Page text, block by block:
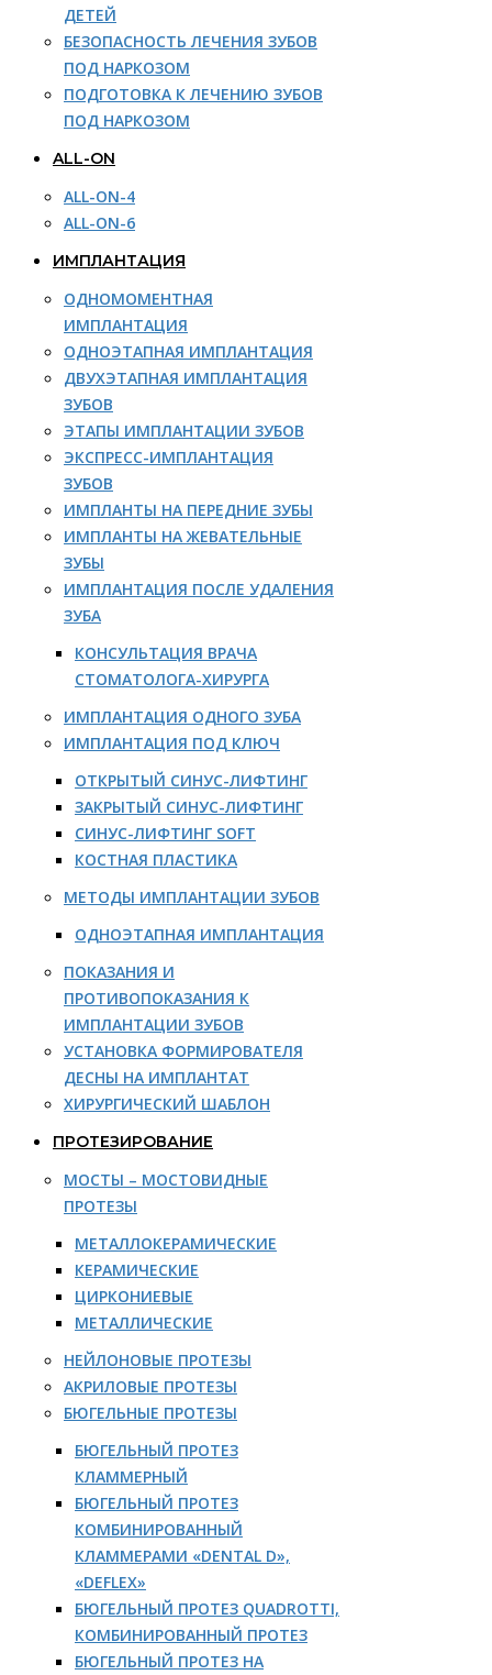
ДЕТЕЙ
БЕЗОПАСНОСТЬ ЛЕЧЕНИЯ ЗУБОВ
ПОД НАРКОЗОМ
ПОДГОТОВКА К ЛЕЧЕНИЮ ЗУБОВ
ПОД НАРКОЗОМ
ALL-ON
ALL-ON-4
ALL-ON-6
ИМПЛАНТАЦИЯ
ОДНОМОМЕНТНАЯ
ИМПЛАНТАЦИЯ
ОДНОЭТАПНАЯ ИМПЛАНТАЦИЯ
ДВУХЭТАПНАЯ ИМПЛАНТАЦИЯ
ЗУБОВ
ЭТАПЫ ИМПЛАНТАЦИИ ЗУБОВ
ЭКСПРЕСС-ИМПЛАНТАЦИЯ
ЗУБОВ
ИМПЛАНТЫ НА ПЕРЕДНИЕ ЗУБЫ
ИМПЛАНТЫ НА ЖЕВАТЕЛЬНЫЕ
ЗУБЫ
ИМПЛАНТАЦИЯ ПОСЛЕ УДАЛЕНИЯ
ЗУБА
КОНСУЛЬТАЦИЯ ВРАЧА
СТОМАТОЛОГА-ХИРУРГА
ИМПЛАНТАЦИЯ ОДНОГО ЗУБА
ИМПЛАНТАЦИЯ ПОД КЛЮЧ
ОТКРЫТЫЙ СИНУС-ЛИФТИНГ
ЗАКРЫТЫЙ СИНУС-ЛИФТИНГ
СИНУС-ЛИФТИНГ SOFT
КОСТНАЯ ПЛАСТИКА
МЕТОДЫ ИМПЛАНТАЦИИ ЗУБОВ
ОДНОЭТАПНАЯ ИМПЛАНТАЦИЯ
ПОКАЗАНИЯ И
ПРОТИВОПОКАЗАНИЯ К
ИМПЛАНТАЦИИ ЗУБОВ
УСТАНОВКА ФОРМИРОВАТЕЛЯ
ДЕСНЫ НА ИМПЛАНТАТ
ХИРУРГИЧЕСКИЙ ШАБЛОН
ПРОТЕЗИРОВАНИЕ
МОСТЫ – МОСТОВИДНЫЕ
ПРОТЕЗЫ
МЕТАЛЛОКЕРАМИЧЕСКИЕ
КЕРАМИЧЕСКИЕ
ЦИРКОНИЕВЫЕ
МЕТАЛЛИЧЕСКИЕ
НЕЙЛОНОВЫЕ ПРОТЕЗЫ
АКРИЛОВЫЕ ПРОТЕЗЫ
БЮГЕЛЬНЫЕ ПРОТЕЗЫ
БЮГЕЛЬНЫЙ ПРОТЕЗ
КЛАММЕРНЫЙ
БЮГЕЛЬНЫЙ ПРОТЕЗ
КОМБИНИРОВАННЫЙ
КЛАММЕРАМИ «DENTAL D»,
«DEFLEX»
БЮГЕЛЬНЫЙ ПРОТЕЗ QUADROTTI,
КОМБИНИРОВАННЫЙ ПРОТЕЗ
БЮГЕЛЬНЫЙ ПРОТЕЗ НА